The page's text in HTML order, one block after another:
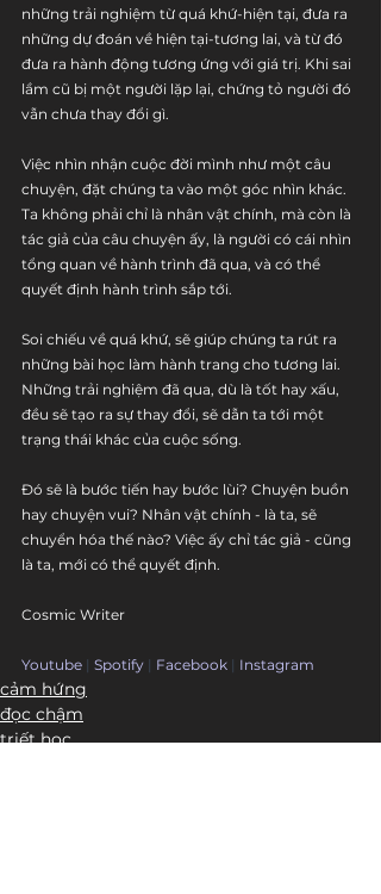
những trải nghiệm từ quá khứ-hiện tại, đưa ra
những dự đoán về hiện tại-tương lai, và từ đó
đưa ra hành động tương ứng với giá trị. Khi sai
lầm cũ bị một người lặp lại, chứng tỏ người đó
vẫn chưa thay đổi gì.
Việc nhìn nhận cuộc đời mình như một câu
chuyện, đặt chúng ta vào một góc nhìn khác.
Ta không phải chỉ là nhân vật chính, mà còn là
tác giả của câu chuyện ấy, là người có cái nhìn
tổng quan về hành trình đã qua, và có thể
quyết định hành trình sắp tới.
Soi chiếu về quá khứ, sẽ giúp chúng ta rút ra
những bài học làm hành trang cho tương lai.
Những trải nghiệm đã qua, dù là tốt hay xấu,
đều sẽ tạo ra sự thay đổi, sẽ dẫn ta tới một
trạng thái khác của cuộc sống.
Đó sẽ là bước tiến hay bước lùi? Chuyện buồn
hay chuyện vui? Nhân vật chính - là ta, sẽ
chuyển hóa thế nào? Việc ấy chỉ tác giả - cũng
là ta, mới có thể quyết định.
Cosmic Writer
Youtube | Spotify | Facebook | Instagram
cảm hứng
đọc chậm
triết học